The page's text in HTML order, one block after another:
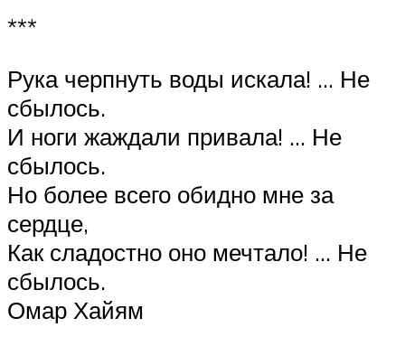
***
Рука черпнуть воды искала! … Не
сбылось.
И ноги жаждали привала! … Не
сбылось.
Но более всего обидно мне за
сердце,
Как сладостно оно мечтало! … Не
сбылось.
Омар Хайям